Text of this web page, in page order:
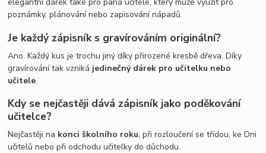
elegantní dárek také pro pana učitele, který může využít pro
poznámky, plánování nebo zapisování nápadů.
Je každý zápisník s gravírováním originální?
Ano. Každý kus je trochu jiný díky přirozené kresbě dřeva. Díky
gravírování tak vzniká jedinečný dárek pro učitelku nebo
učitele.
Kdy se nejčastěji dává zápisník jako poděkování
učitelce?
Nejčastěji na konci školního roku, při rozloučení se třídou, ke Dni
učitelů nebo při odchodu učitelky do důchodu.